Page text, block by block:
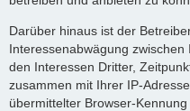
Darüber hinaus ist der
Interessenabwägung
den Interessen Dritter,
zusammen mit Ihrer IP-
übermittelter Browser-